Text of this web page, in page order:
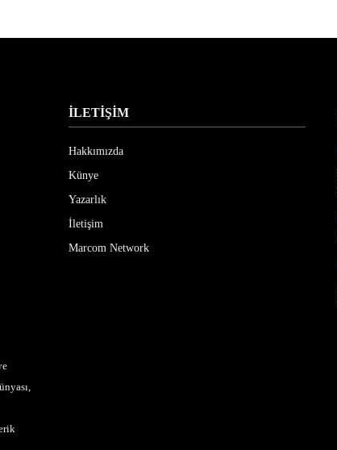
İLETİŞİM
Hakkımızda
Künye
Yazarlık
İletişim
Marcom Network